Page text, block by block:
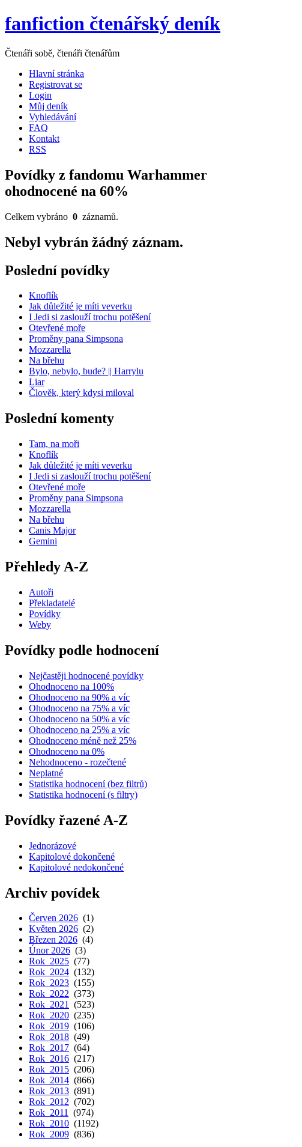
fanfiction čtenářský deník
Čtenáři sobě, čtenáři čtenářům
Hlavní stránka
Registrovat se
Login
Můj deník
Vyhledávání
FAQ
Kontakt
RSS
Povídky z fandomu Warhammer
ohodnocené na 60%
Celkem vybráno 0 záznamů.
Nebyl vybrán žádný záznam.
Poslední povídky
Knoflík
Jak důležité je míti veverku
I Jedi si zaslouží trochu potěšení
Otevřené moře
Proměny pana Simpsona
Mozzarella
Na břehu
Bylo, nebylo, bude? || Harrylu
Liar
Člověk, který kdysi miloval
Poslední komenty
Tam, na moři
Knoflík
Jak důležité je míti veverku
I Jedi si zaslouží trochu potěšení
Otevřené moře
Proměny pana Simpsona
Mozzarella
Na břehu
Canis Major
Gemini
Přehledy A-Z
Autoři
Překladatelé
Povídky
Weby
Povídky podle hodnocení
Nejčastěji hodnocené povídky
Ohodnoceno na 100%
Ohodnoceno na 90% a víc
Ohodnoceno na 75% a víc
Ohodnoceno na 50% a víc
Ohodnoceno na 25% a víc
Ohodnoceno méně než 25%
Ohodnoceno na 0%
Nehodnoceno - rozečtené
Neplatné
Statistika hodnocení (bez filtrů)
Statistika hodnocení (s filtry)
Povídky řazené A-Z
Jednorázové
Kapitolové dokončené
Kapitolové nedokončené
Archiv povídek
Červen 2026 (1)
Květen 2026 (2)
Březen 2026 (4)
Únor 2026 (3)
Rok 2025 (77)
Rok 2024 (132)
Rok 2023 (155)
Rok 2022 (373)
Rok 2021 (523)
Rok 2020 (235)
Rok 2019 (106)
Rok 2018 (49)
Rok 2017 (64)
Rok 2016 (217)
Rok 2015 (206)
Rok 2014 (866)
Rok 2013 (891)
Rok 2012 (702)
Rok 2011 (974)
Rok 2010 (1192)
Rok 2009 (836)